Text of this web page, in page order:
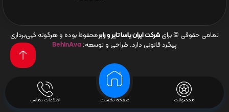
محصولات صفحه نخست اطلاعات تماس
تمامی حقوقی © برای شرکت ایران یاسا تایر و رابرمحفوظ بوده و هرگونه کپی‌برداری
پیگرد قانونی دارد. طراحی و توسعه: BehinAva